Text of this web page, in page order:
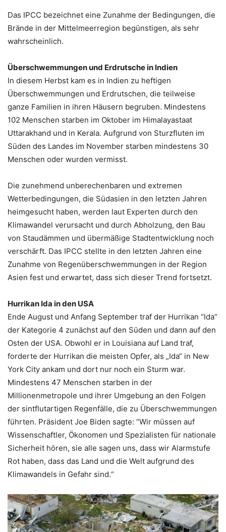
Das IPCC bezeichnet eine Zunahme der Bedingungen, die
Brände in der Mittelmeerregion begünstigen, als sehr
wahrscheinlich.
Überschwemmungen und Erdrutsche in Indien
In diesem Herbst kam es in Indien zu heftigen
Überschwemmungen und Erdrutschen, die teilweise
ganze Familien in ihren Häusern begruben. Mindestens
102 Menschen starben im Oktober im Himalayastaat
Uttarakhand und in Kerala. Aufgrund von Sturzfluten im
Süden des Landes im November starben mindestens 30
Menschen oder wurden vermisst.
Die zunehmend unberechenbaren und extremen
Wetterbedingungen, die Südasien in den letzten Jahren
heimgesucht haben, werden laut Experten durch den
Klimawandel verursacht und durch Abholzung, den Bau
von Staudämmen und übermäßige Stadtentwicklung noch
verschärft. Das IPCC stellte in den letzten Jahren eine
Zunahme von Regenüberschwemmungen in der Region
Asien fest und erwartet, dass sich dieser Trend fortsetzt.
Hurrikan Ida in den USA
Ende August und Anfang September traf der Hurrikan “Ida”
der Kategorie 4 zunächst auf den Süden und dann auf den
Osten der USA. Obwohl er in Louisiana auf Land traf,
forderte der Hurrikan die meisten Opfer, als „Ida“ in New
York City ankam und dort nur noch ein Sturm war.
Mindestens 47 Menschen starben in der
Millionenmetropole und ihrer Umgebung an den Folgen
der sintflutartigen Regenfälle, die zu Überschwemmungen
führten. Präsident Joe Biden sagte: “Wir müssen auf
Wissenschaftler, Ökonomen und Spezialisten für nationale
Sicherheit hören, sie alle sagen uns, dass wir Alarmstufe
Rot haben, dass das Land und die Welt aufgrund des
Klimawandels in Gefahr sind.“